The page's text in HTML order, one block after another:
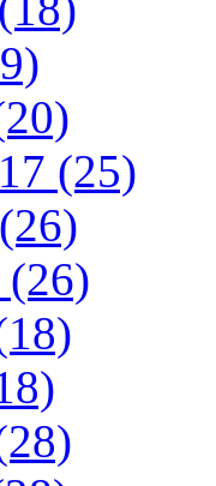
(25)
(26)